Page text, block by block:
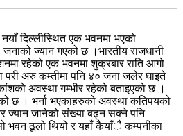
दिल्लीस्थित एक भवनमा भएको
जनाको ज्यान गएको छ ।भारतीय राजधानी
रहेको एक भवनमा शुक्रबार राति आगो
परी अरु कम्तीमा पनि ४० जना जलेर घाइते
अवस्था गम्भीर रहेको बताइएको छ ।
छ । भर्ना भएकाहरुको अवस्था कतिपयको
ज्यान जानेको संख्या बढ्न सक्ने पनि
भवन ठूलो थियो र यहाँ कैयाँै कम्पनीका